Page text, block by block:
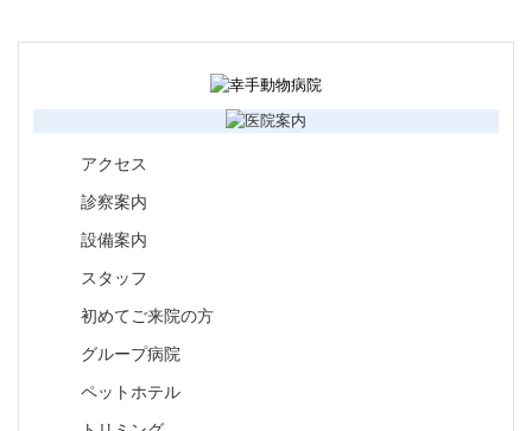
アクセス
診察案内
設備案内
スタッフ
初めてご来院の方
グループ病院
ペットホテル